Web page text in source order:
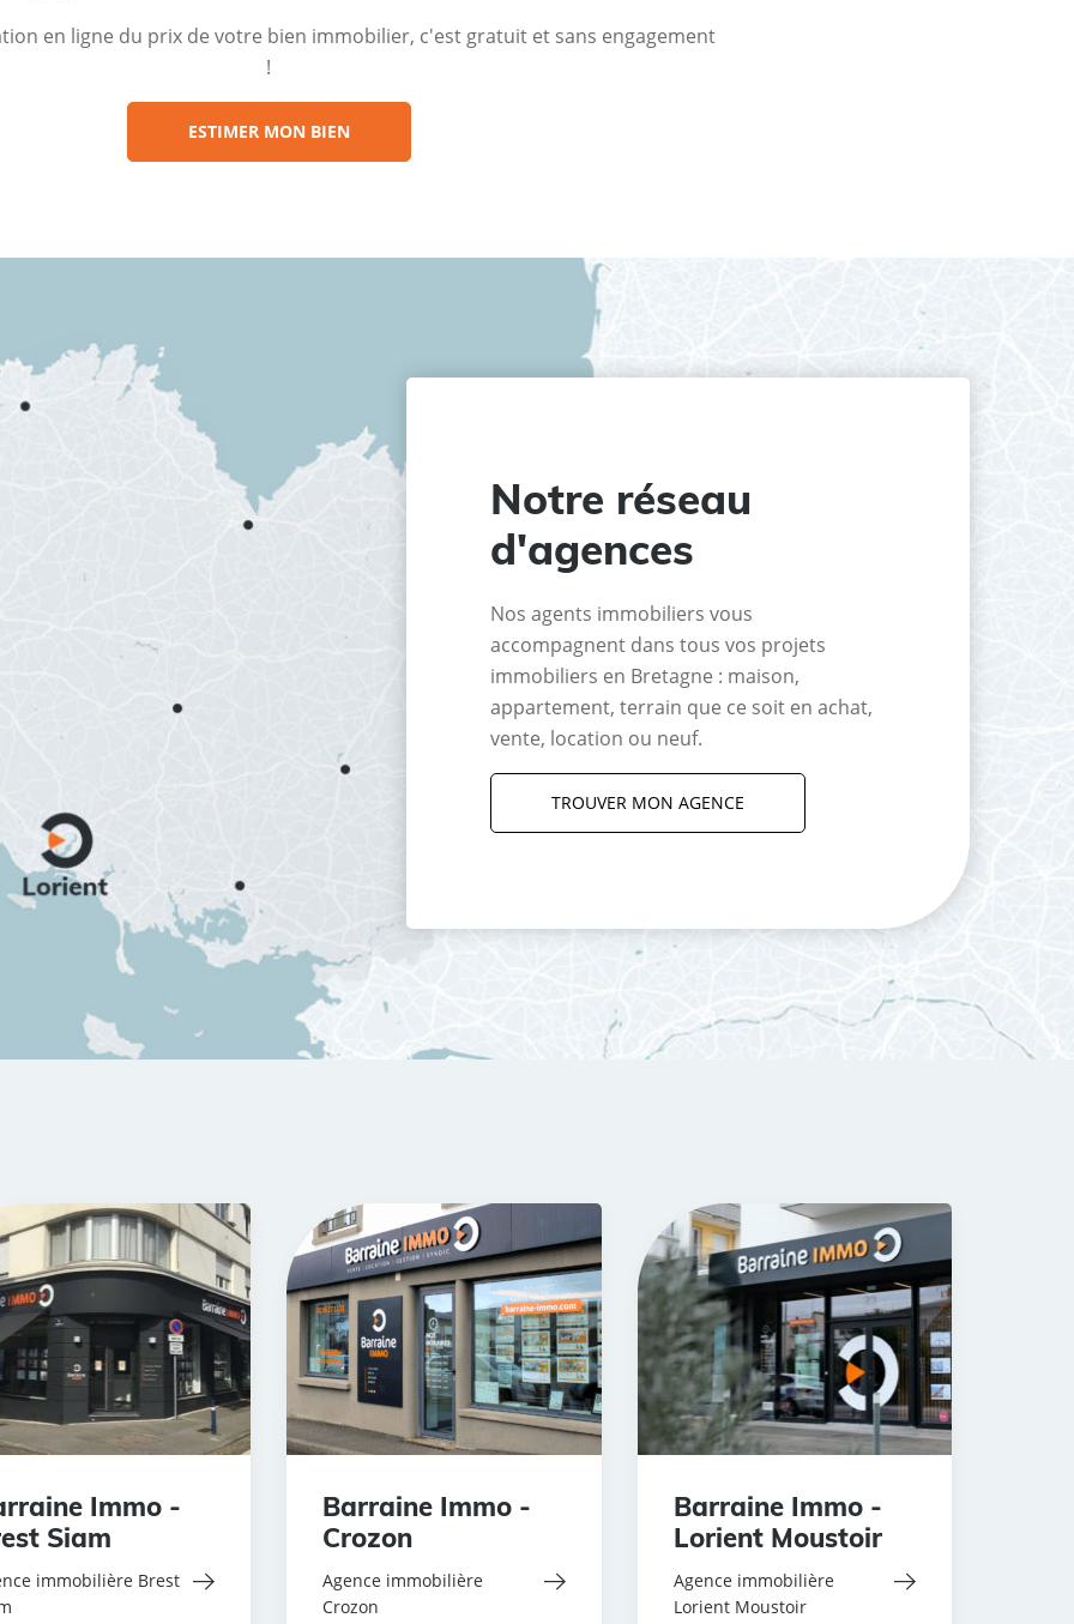
en ligne du prix de votre bien immobilier, c'est gratuit et sans engagement
!
ESTIMER MON BIEN
Notre réseau
d'agences
Nos agents immobiliers vous
accompagnent dans tous vos projets
immobiliers en Bretagne : maison,
appartement, terrain que ce soit en achat,
vente, location ou neuf.
TROUVER MON AGENCE
Immo -
Siam
immobilière Brest
Barraine Immo -
Crozon
Agence immobilière
Crozon
Barraine Immo -
Lorient Moustoir
Agence immobilière
Lorient Moustoir